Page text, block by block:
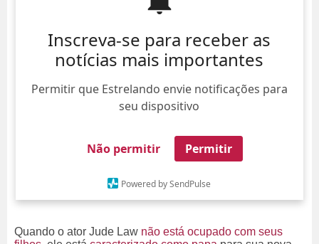
Inscreva-se para receber as
notícias mais importantes
Permitir que Estrelando envie notificações para
seu dispositivo
Não permitir Permitir
Powered by SendPulse
Quando o ator Jude Law não está ocupado com seus